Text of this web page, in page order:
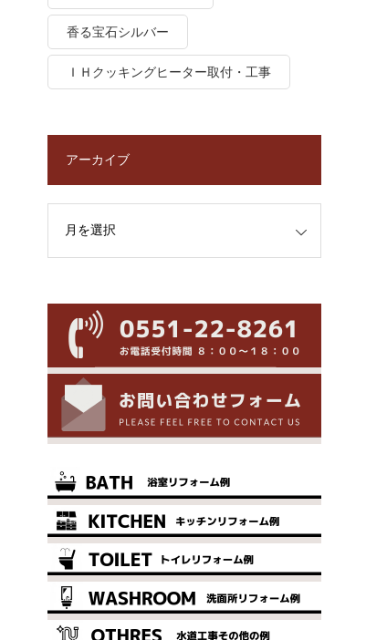
香る宝石シルバー
ＩＨクッキングヒーター取付・工事
アーカイブ